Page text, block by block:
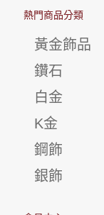
熱門商品分類
黃金飾品
鑽石
白金
K金
鋼飾
銀飾